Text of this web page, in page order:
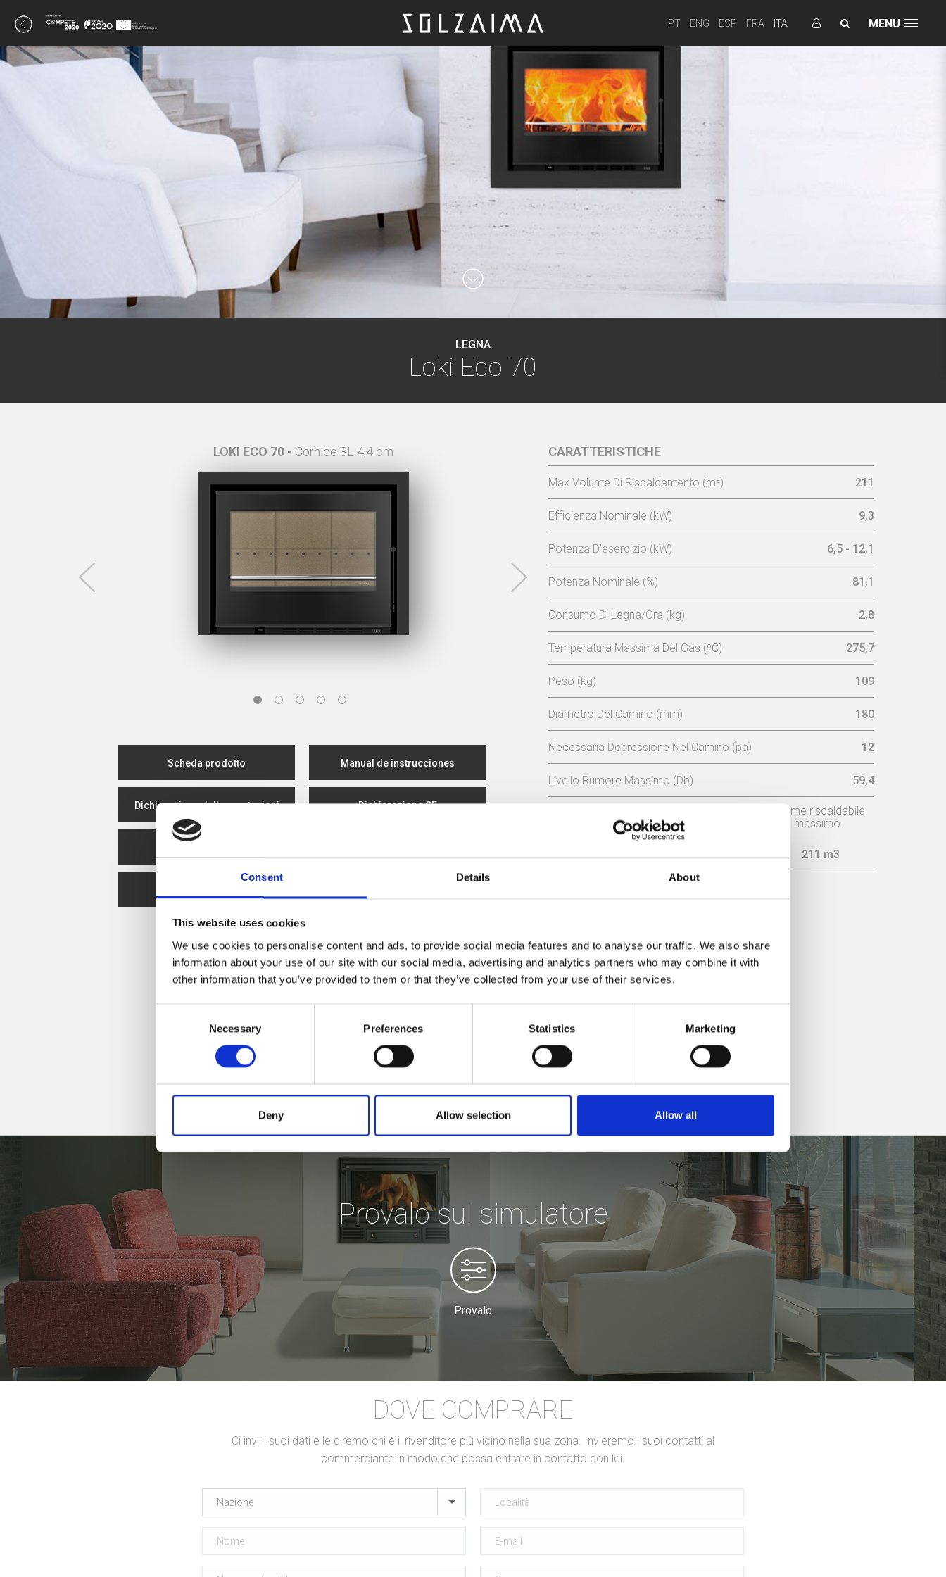
Consent Details About
This website uses cookies
We use cookies to personalise content and ads, to provide social media features and to analyse our traffic. We also share
information about your use of our site with our social media, advertising and analytics partners who may combine it with
other information that you’ve provided to them or that they’ve collected from your use of their services.
Necessary Preferences Statistics Marketing
Deny Allow selection Allow all
PT ENG ESP FRA ITA MENU
LEGNA
Loki Eco 70
LOKI ECO 70 - Cornice 3L 4,4 cm LOKI ECO 70 -
Scheda prodotto Manual de instrucciones
Dichiarazione delle prestazioni Dichiarazione CE
CARATTERISTICHE
Max Volume Di Riscaldamento (m³) 211
Efficienza Nominale (kW) 9,3
Potenza D’esercizio (kW) 6,5 - 12,1
Potenza Nominale (%) 81,1
Consumo Di Legna/Ora (kg) 2,8
Temperatura Massima Del Gas (ºC) 275,7
Peso (kg) 109
Diametro Del Camino (mm) 180
Necessaria Depressione Nel Camino (pa) 12
Livello Rumore Massimo (Db) 59,4
81,1 % 2,8 kg/h
Volume riscaldabile
massimo
211 m3
Provalo sul simulatore
Provalo
DOVE COMPRARE
Ci invii i suoi dati e le diremo chi è il rivenditore più vicino nella sua zona. Invieremo i suoi contatti al
commerciante in modo che possa entrare in contatto con lei.
Nazione